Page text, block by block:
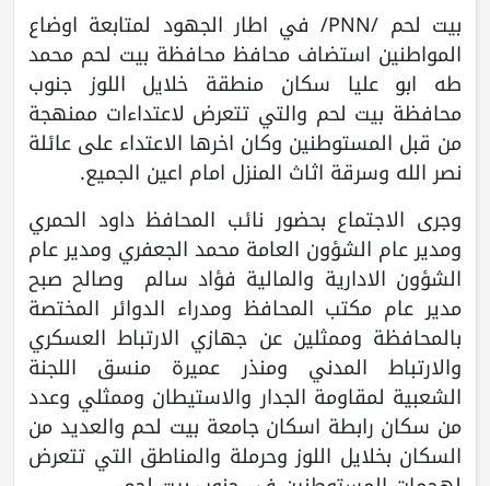
بيت لحم /PNN/ في اطار الجهود لمتابعة اوضاع
المواطنين استضاف محافظ محافظة بيت لحم محمد
طه ابو عليا سكان منطقة خلايل اللوز جنوب
محافظة بيت لحم والتي تتعرض لاعتداءات ممنهجة
من قبل المستوطنين وكان اخرها الاعتداء على عائلة
نصر الله وسرقة اثاث المنزل امام اعين الجميع.
وجرى الاجتماع بحضور نائب المحافظ داود الحمري
ومدير عام الشؤون العامة محمد الجعفري ومدير عام
الشؤون الادارية والمالية فؤاد سالم وصالح صبح
مدير عام مكتب المحافظ ومدراء الدوائر المختصة
بالمحافظة وممثلين عن جهازي الارتباط العسكري
والارتباط المدني ومنذر عميرة منسق اللجنة
الشعبية لمقاومة الجدار والاستيطان وممثلي وعدد
من سكان رابطة اسكان جامعة بيت لحم والعديد من
السكان بخلايل اللوز وحرملة والمناطق التي تتعرض